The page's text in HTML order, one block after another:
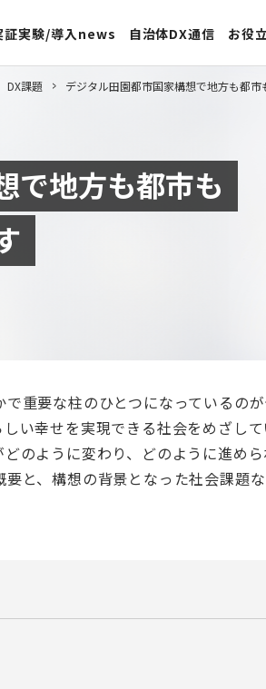
証実験/導入news 自治体DX通信 お役
DX課題 デジタル田園都市国家構想で地方も都
で地方も都市も
重要な柱のひとつになっているの
い幸せを実現できる社会をめざし
のように変わり、どのように進め
と、構想の背景となった社会課題